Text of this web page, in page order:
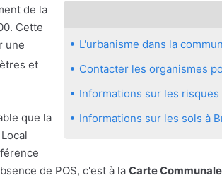
L'urbanisme dans la
Contacter les organismes
Informations sur les
Informations sur les sols à
de la
Cette
une
et
que la
de POS, c'est à la Carte